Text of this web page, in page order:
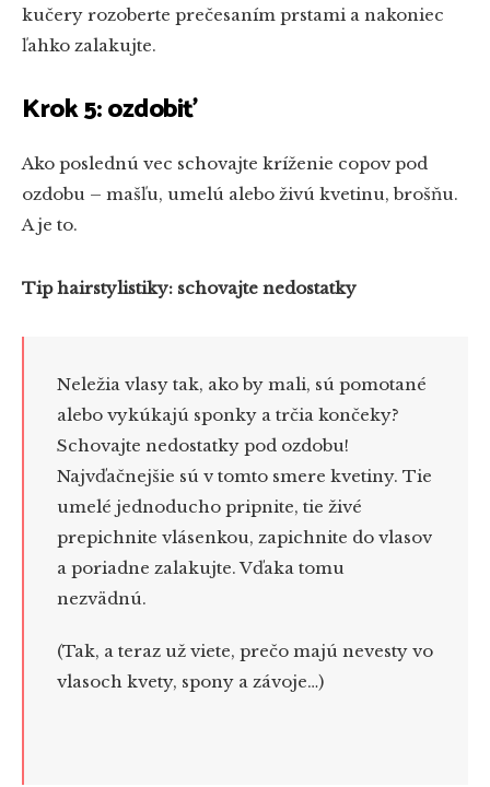
kučery rozoberte prečesaním prstami a nakoniec
ľahko zalakujte.
Krok 5: ozdobiť
Ako poslednú vec schovajte kríženie copov pod
ozdobu – mašľu, umelú alebo živú kvetinu, brošňu.
A je to.
Tip hairstylistiky: schovajte nedostatky
Neležia vlasy tak, ako by mali, sú pomotané
alebo vykúkajú sponky a trčia končeky?
Schovajte nedostatky pod ozdobu!
Najvďačnejšie sú v tomto smere kvetiny. Tie
umelé jednoducho pripnite, tie živé
prepichnite vlásenkou, zapichnite do vlasov
a poriadne zalakujte. Vďaka tomu
nezvädnú.
(Tak, a teraz už viete, prečo majú nevesty vo
vlasoch kvety, spony a závoje…)